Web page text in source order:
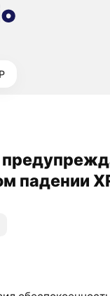
падении